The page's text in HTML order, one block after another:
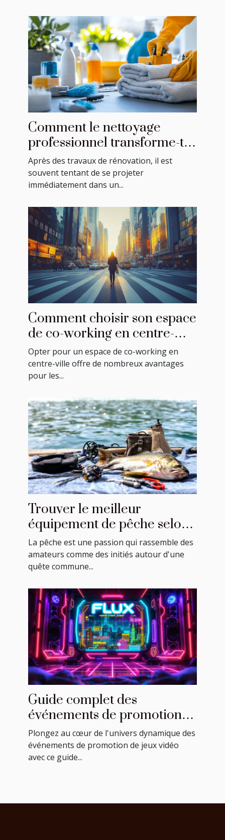
Comment le nettoyage
professionnel transforme-t-il
un espace après rénovation
?
Après des travaux de rénovation, il est
souvent tentant de se projeter
immédiatement dans un...
Comment choisir son espace
de co-working en centre-
ville ?
Opter pour un espace de co-working en
centre-ville offre de nombreux avantages
pour les...
Trouver le meilleur
équipement de pêche selon
votre budget
La pêche est une passion qui rassemble des
amateurs comme des initiés autour d'une
quête commune...
Guide complet des
événements de promotion
de jeux vidéo : calendrier et
conseils
Plongez au cœur de l'univers dynamique des
événements de promotion de jeux vidéo
avec ce guide...